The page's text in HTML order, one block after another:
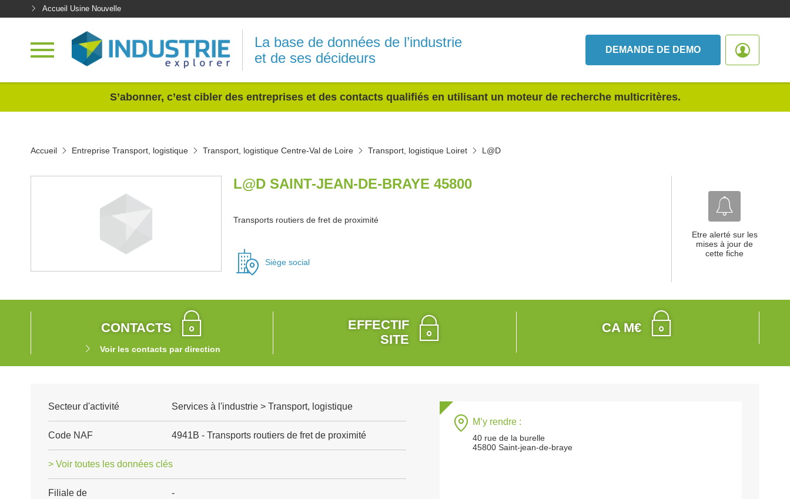
Accueil Usine Nouvelle
La base de données de l’industrie
et de ses décideurs
DEMANDE DE DEMO
S’abonner, c’est cibler des entreprises et des contacts qualifiés en utilisant un moteur de recherche multicritères.
Accueil Entreprise Transport, logistique Transport, logistique Centre-Val de Loire Transport, logistique Loiret L@D
L@D SAINT-JEAN-DE-BRAYE 45800
Transports routiers de fret de proximité
Siège social
Etre alerté sur les
mises à jour de
cette fiche
CONTACTS
Voir les contacts par direction
EFFECTIF
SITE
CA M€
Secteur d'activité Services à l'industrie > Transport, logistique
Code NAF 4941B - Transports routiers de fret de proximité
> Voir toutes les données clés
Filiale de -
M’y rendre :
40 rue de la burelle
45800 Saint-jean-de-braye